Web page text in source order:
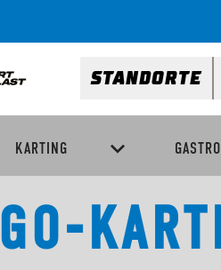
STANDORTE
KARTING
GO-